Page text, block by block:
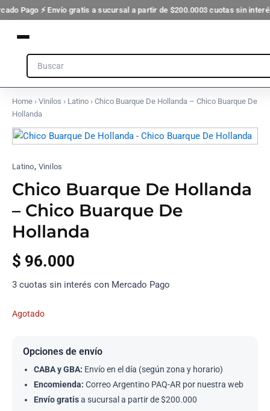
Pago ⚡ Envío gratis a sucursal a partir de $200.0003 cuotas sin
Ir
al
contenido
Search
Home › Vinilos › Latino › Chico Buarque De Hollanda – Chico Buarque De
Hollanda
Latino, Vinilos
Chico Buarque De Hollanda
– Chico Buarque De
Hollanda
$ 96.000
3 cuotas sin interés con Mercado Pago
Agotado
Opciones de envío
CABA y GBA: Envío en el día (según zona y horario)
Encomienda: Correo Argentino PAQ-AR por nuestra web
Envío gratisa sucursal a partir de $200.000